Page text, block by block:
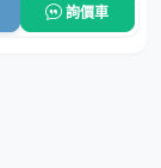
詢價車